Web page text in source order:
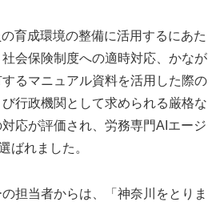
育成環境の整備に活用するにあた
会保険制度への適時対応、かなが
るマニュアル資料を活用した際の
行政機関として求められる厳格な
応が評価され、労務専門AIエージ
ばれました。
担当者からは、「神奈川をとりま